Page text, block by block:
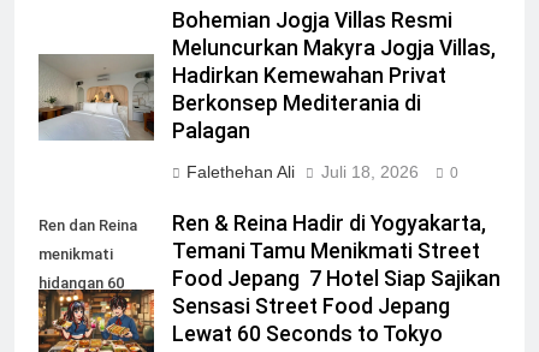
Bohemian Jogja Villas Resmi
Meluncurkan Makyra Jogja Villas,
Hadirkan Kemewahan Privat
Berkonsep Mediterania di
Palagan
Falethehan Ali Juli 18, 2026 0
Ren dan Reina
menikmati
hidangan 60
Seconds to
Tokyo
Ren & Reina Hadir di Yogyakarta,
Temani Tamu Menikmati Street
Food Jepang 7 Hotel Siap Sajikan
Sensasi Street Food Jepang
Lewat 60 Seconds to Tokyo